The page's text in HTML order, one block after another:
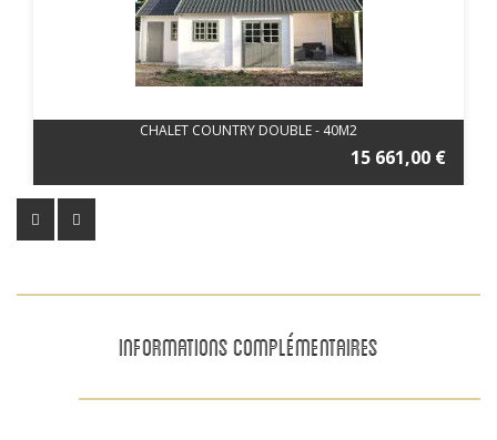
CHALET COUNTRY DOUBLE - 40M2
15 661,00 €
INFORMATIONS COMPLÉMENTAIRES